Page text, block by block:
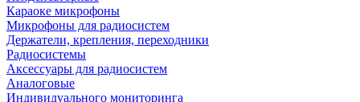
Караоке микрофоны
Микрофоны для радиосистем
Держатели, крепления, переходники
Радиосистемы
Аксессуары для радиосистем
Аналоговые
Индивидуального мониторинга